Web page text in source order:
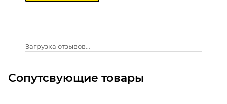
Загрузка отзывов...
Сопутсвующие товары